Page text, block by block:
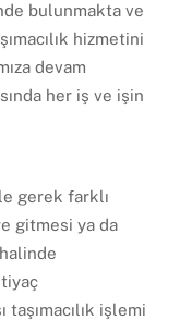
bulunmakta ve
hizmetini
devam
her iş ve işin
gerek farklı
gitmesi ya da
taşımacılık işlemi